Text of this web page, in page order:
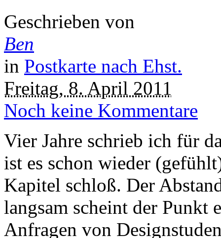
Geschrieben von
Ben
in Postkarte nach Ehst.
Freitag, 8. April 2011
Noch keine Kommentare
Vier Jahre schrieb ich für
ist es schon wieder
Kapitel schloß. Der
langsam scheint der Punkt
Anfragen von